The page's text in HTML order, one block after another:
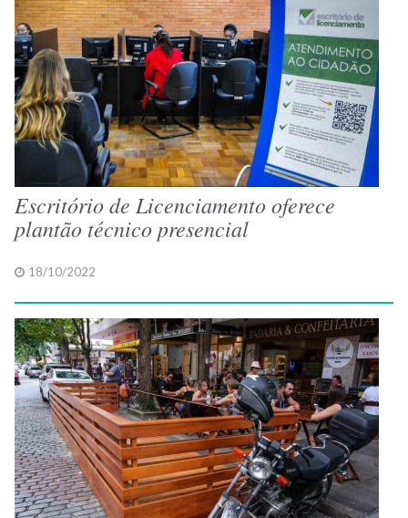
Escritório de Licenciamento oferece
plantão técnico presencial
18/10/2022